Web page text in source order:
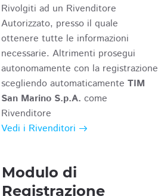
Rivolgiti ad un Rivenditore
Autorizzato, presso il quale
ottenere tutte le informazioni
necessarie. Altrimenti prosegui
autonomamente con la registrazione
scegliendo automaticamente TIM
San Marino S.p.A. come
Rivenditore
Vedi i Rivenditori
Modulo di
Registrazione